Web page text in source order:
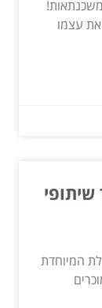
עצמו
שיתופי
המיוחדת